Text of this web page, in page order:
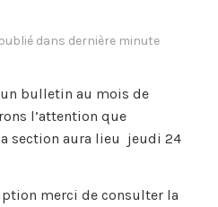
dans dernière minute
bulletin au mois de
l’attention que
section aura lieu jeudi 24
merci de consulter la